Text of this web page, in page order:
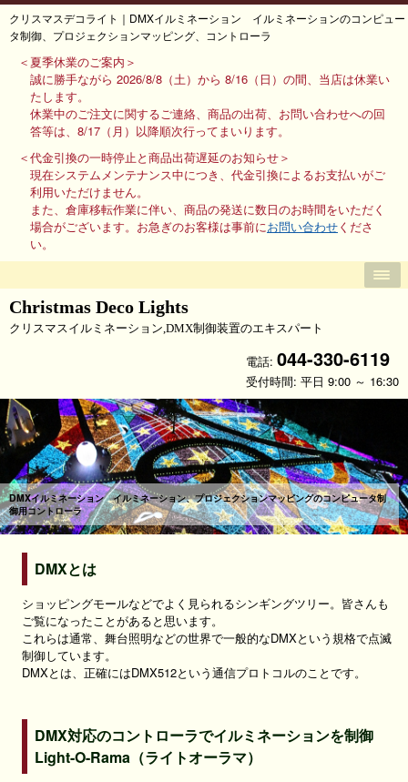
クリスマスデコライト｜DMXイルミネーション イルミネーションのコンピュー
タ制御、プロジェクションマッピング、コントローラ
＜夏季休業のご案内＞
誠に勝手ながら 2026/8/8（土）から 8/16（日）の間、当店は休業い
たします。
休業中のご注文に関するご連絡、商品の出荷、お問い合わせへの回
答等は、8/17（月）以降順次行ってまいります。
＜代金引換の一時停止と商品出荷遅延のお知らせ＞
現在システムメンテナンス中につき、代金引換によるお支払いがご
利用いただけません。
また、倉庫移転作業に伴い、商品の発送に数日のお時間をいただく
場合がございます。お急ぎのお客様は事前にお問い合わせくださ
い。
Christmas Deco Lights
クリスマスイルミネーション,DMX制御装置のエキスパート
電話: 044-330-6119
受付時間: 平日 9:00 ～ 16:30
DMXイルミネーション イルミネーション、プロジェクションマッピングのコンピュータ制
御用コントローラ
DMXとは
ショッピングモールなどでよく見られるシンギングツリー。皆さんも
ご覧になったことがあると思います。
これらは通常、舞台照明などの世界で一般的なDMXという規格で点滅
制御しています。
DMXとは、正確にはDMX512という通信プロトコルのことです。
DMX対応のコントローラでイルミネーションを制御
Light-O-Rama（ライトオーラマ）